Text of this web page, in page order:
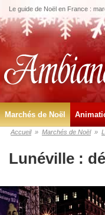
Le guide de Noël en France :
Marchés de Noël
Accueil » Marchés de Noël »
Lunéville :